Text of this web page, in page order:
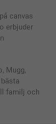
canvas
erbjuder
Mugg,
familj och